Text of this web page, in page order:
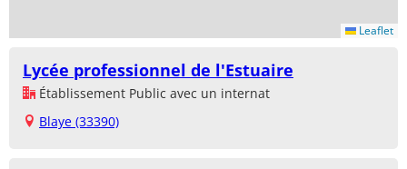
Leaflet
Lycée professionnel de l'Estuaire
Établissement Public avec un internat
Blaye (33390)